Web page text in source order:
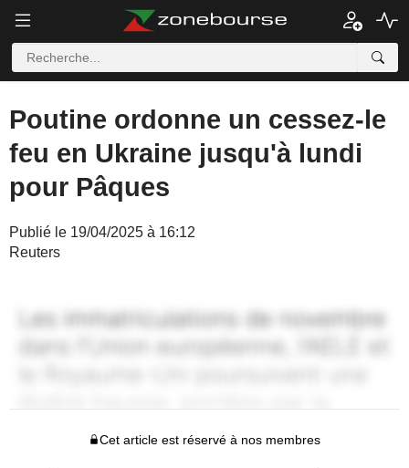
Poutine ordonne un cessez-le
feu en Ukraine jusqu'à lundi
pour Pâques
Publié le 19/04/2025 à 16:12
Reuters
Cet article est réservé à nos membres